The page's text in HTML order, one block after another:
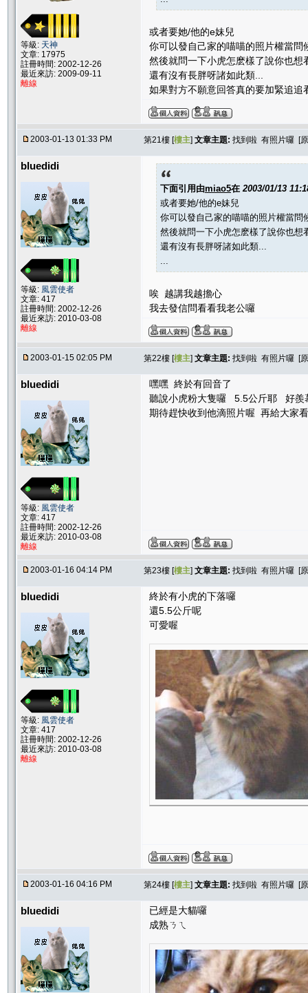
等級: 天神
文章: 17975
註冊時間: 2002-12-26
最近來訪: 2009-09-11
離線
或者要她/他的e妹兒
你可以發自己家的喵喵的照片權當問
然後就問一下小虎怎麽樣了說你也想
還有沒有長胖呀諸如此類...
如果對方不願意回答真的要加緊追追
2003-01-13 01:33 PM 第21樓 [樓主] 文章主題: 找到啦 有照片囉 [
bluedidi
等級: 風雲使者
文章: 417
註冊時間: 2002-12-26
最近來訪: 2010-03-08
離線
下面引用由miao5在 2003/01/13
或者要她/他的e妹兒
你可以發自己家的喵喵的照片權當問
然後就問一下小虎怎麽樣了說你也想
還有沒有長胖呀諸如此類...
唉 越講我越擔心
我去發信問看看我老公囉
2003-01-15 02:05 PM 第22樓 [樓主] 文章主題: 找到啦 有照片囉 [
bluedidi
等級: 風雲使者
文章: 417
註冊時間: 2002-12-26
最近來訪: 2010-03-08
離線
嘿嘿 終於有回音了
聽說小虎粉大隻囉 5.5公斤耶 好羨
期待趕快收到他滴照片喔 再給大家
2003-01-16 04:14 PM 第23樓 [樓主] 文章主題: 找到啦 有照片囉 [
bluedidi
等級: 風雲使者
文章: 417
註冊時間: 2002-12-26
最近來訪: 2010-03-08
離線
終於有小虎的下落囉
還5.5公斤呢
可愛喔
2003-01-16 04:16 PM 第24樓 [樓主] 文章主題: 找到啦 有照片囉 [
bluedidi
已經是大貓囉
成熟ㄋㄟ